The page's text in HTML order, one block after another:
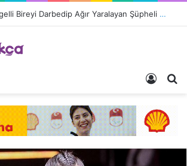
Ortopedik Engelli Bireyi Darbedip Ağır Yaralayan Şüpheli Tutuklandı
Giriş